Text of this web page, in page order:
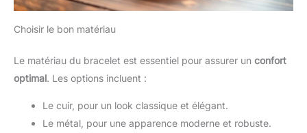
Choisir le bon matériau
Le matériau du bracelet est essentiel pour assurer un confort
optimal. Les options incluent :
Le cuir, pour un look classique et élégant.
Le métal, pour une apparence moderne et robuste.